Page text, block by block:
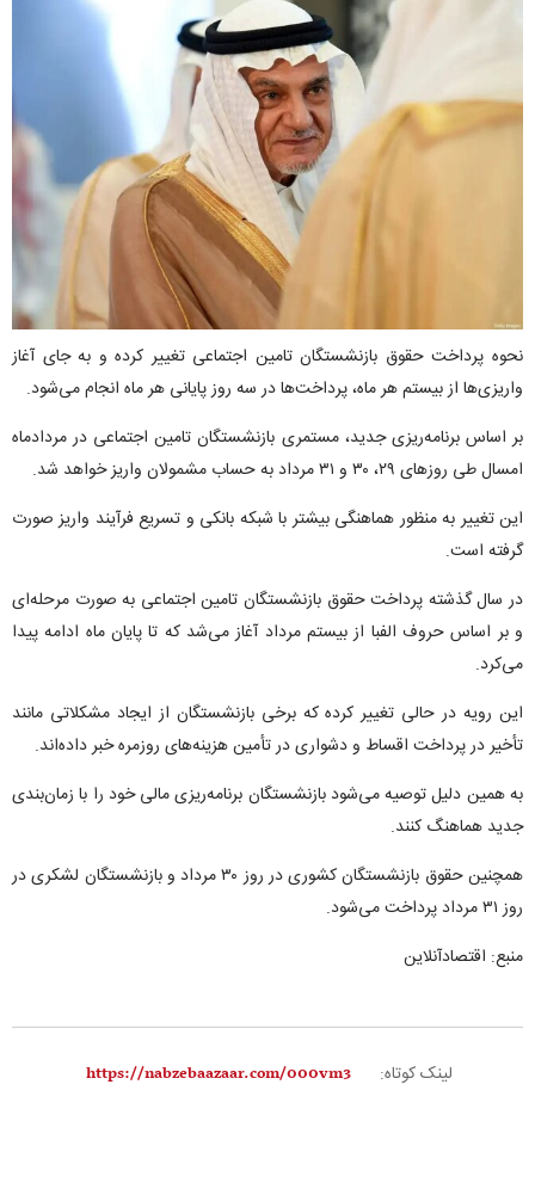
نحوه پرداخت حقوق بازنشستگان تامین اجتماعی تغییر کرده و به جای آغاز
واریزی‌ها از بیستم هر ماه، پرداخت‌ها در سه روز پایانی هر ماه انجام می‌شود.
بر اساس برنامه‌ریزی جدید، مستمری بازنشستگان تامین اجتماعی در مردادماه
امسال طی روزهای ۲۹، ۳۰ و ۳۱ مرداد به حساب مشمولان واریز خواهد شد.
این تغییر به منظور هماهنگی بیشتر با شبکه بانکی و تسریع فرآیند واریز صورت
گرفته است.
در سال گذشته پرداخت حقوق بازنشستگان تامین اجتماعی به صورت مرحله‌ای
و بر اساس حروف الفبا از بیستم مرداد آغاز می‌شد که تا پایان ماه ادامه پیدا
می‌کرد.
این رویه در حالی تغییر کرده که برخی بازنشستگان از ایجاد مشکلاتی مانند
تأخیر در پرداخت اقساط و دشواری در تأمین هزینه‌های روزمره خبر داده‌اند.
به همین دلیل توصیه می‌شود بازنشستگان برنامه‌ریزی مالی خود را با زمان‌بندی
جدید هماهنگ کنند.
همچنین حقوق بازنشستگان کشوری در روز ۳۰ مرداد و بازنشستگان لشکری در
روز ۳۱ مرداد پرداخت می‌شود.
منبع: اقتصادآنلاین
لینک کوتاه: